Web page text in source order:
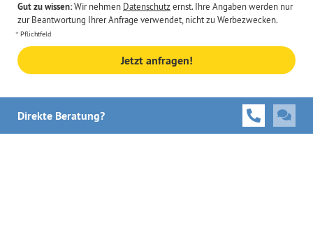
Gut zu wissen:Wir nehmen Datenschutzernst. Ihre Angaben werden nur
zur Beantwortung Ihrer Anfrage verwendet, nicht zu Werbezwecken.
Pflichtfeld
Jetzt anfragen!
Direkte Beratung?